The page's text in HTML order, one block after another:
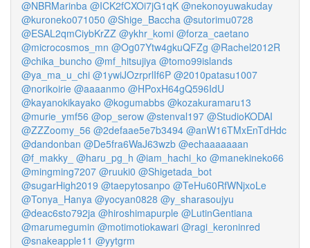
@NBRMarinba @ICK2fCXOi7jG1qK @nekonoyuwakuday
@kuroneko071050 @Shige_Baccha @sutorimu0728
@ESAL2qmCiybKrZZ @ykhr_komi @forza_caetano
@microcosmos_mn @Og07Ytw4gkuQFZg @Rachel2012R
@chika_buncho @mf_hitsujiya @tomo99islands
@ya_ma_u_chi @1ywiJOzrprlIf6P @2010patasu1007
@norikoirie @aaaanmo @HPoxH64gQ596IdU
@kayanokikayako @kogumabbs @kozakuramaru13
@murie_ymf56 @op_serow @stenval197 @StudioKODAI
@ZZZoomy_56 @2defaae5e7b3494 @anW16TMxEnTdHdc
@dandonban @De5fra6WaJ63wzb @echaaaaaaan
@f_makky_ @haru_pg_h @iam_hachi_ko @manekineko66
@mingming7207 @ruuki0 @Shigetada_bot
@sugarHigh2019 @taepytosanpo @TeHu60RfWNjxoLe
@Tonya_Hanya @yocyan0828 @y_sharasoujyu
@deac6sto792ja @hiroshimapurple @LutinGentiana
@marumegumin @motimotiokawari @ragi_keroninred
@snakeapple11 @yytgrm